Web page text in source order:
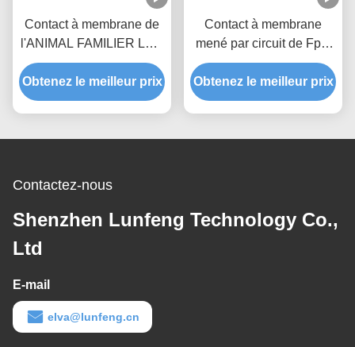
Contact à membrane de
l'ANIMAL FAMILIER LED
de polyester, contact à
membrane de clé adapté
aux besoins du client de
Obtenez le meilleur prix
Contact à membrane
mené par circuit de Fpc,
clavier numérique
extérieur mat de contact à
membrane
Obtenez le meilleur prix
Contactez-nous
Shenzhen Lunfeng Technology Co.,
Ltd
E-mail
elva@lunfeng.cn